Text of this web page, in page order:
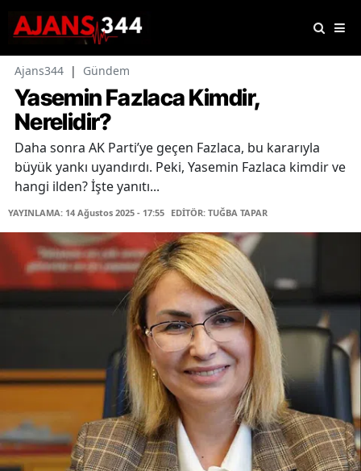
Ajans344 | Gündem
Yasemin Fazlaca Kimdir,
Nerelidir?
Daha sonra AK Parti’ye geçen Fazlaca, bu kararıyla
büyük yankı uyandırdı. Peki, Yasemin Fazlaca kimdir ve
hangi ilden? İşte yanıtı...
YAYINLAMA: 14 Ağustos 2025 - 17:55 EDİTÖR: TUĞBA TAPAR